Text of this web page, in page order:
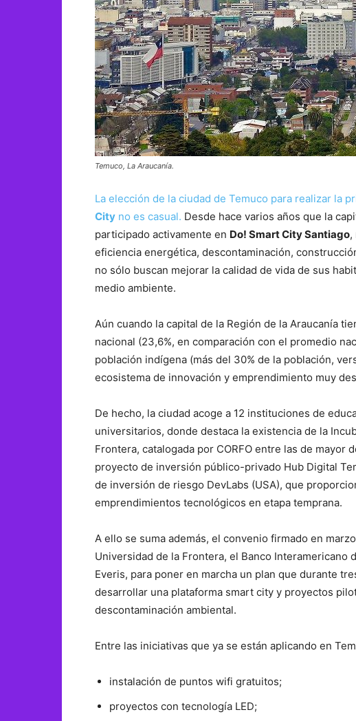
Temuco, La Araucanía.
La elección de la ciudad de Temuco para realizar la
City no es casual. Desde hace varios años que la
participado activamente en Do! Smart City Santiago,
eficiencia energética, descontaminación,
no sólo buscan mejorar la calidad de vida de sus
medio ambiente.
Aún cuando la capital de la Región de la Araucanía
nacional (23,6%, en comparación con el promedio
población indígena (más del 30% de la población,
ecosistema de innovación y emprendimiento muy
De hecho, la ciudad acoge a 12 instituciones de
universitarios, donde destaca la existencia de la
Frontera, catalogada por CORFO entre las de mayor
proyecto de inversión público-privado Hub Digital
de inversión de riesgo DevLabs (USA), que
emprendimientos tecnológicos en etapa temprana.
A ello se suma además, el convenio firmado en
Universidad de la Frontera, el Banco Interamericano
Everis, para poner en marcha un plan que durante
desarrollar una plataforma smart city y proyectos
descontaminación ambiental.
Entre las iniciativas que ya se están aplicando en
instalación de puntos wifi gratuitos;
proyectos con tecnología LED;